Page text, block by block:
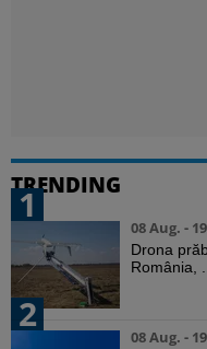
TRENDING
1
08 Aug. -
Drona
România,
2
08 Aug. -